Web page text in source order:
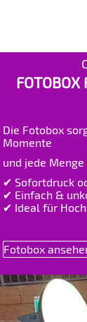
FOTOBOX
Die Fotobox
Momente
und jede
✔ Sofortdruck
✔ Einfach &
✔ Ideal für
Fotobox